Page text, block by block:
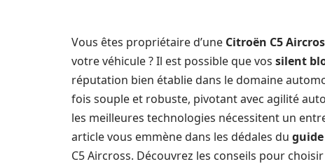
Vous êtes propriétaire d’une Citroën C5
votre véhicule ? Il est possible que vos silent
réputation bien établie dans le domaine
fois souple et robuste, pivotant avec agilité
les meilleures technologies nécessitent un
article vous emmène dans les dédales du guide
C5 Aircross. Découvrez les conseils pour